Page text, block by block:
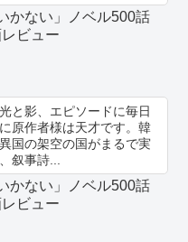
かない」ノベル500話
ビュー
と影、エピソードに毎日
原作者様は天才です。韓
国の架空の国がまるで実
叙事詩...
かない」ノベル500話
ビュー